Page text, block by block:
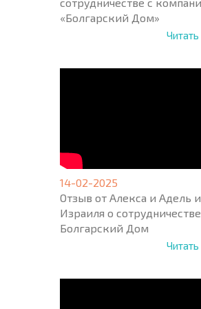
«Болгарский Дом»
14-02-2025
Отзыв от Алекса и Адель
Израиля о
Болгарский Дом